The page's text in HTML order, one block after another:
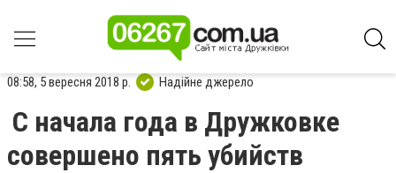
08:58, 5 вересня 2018 р. Надійне джерело
С начала года в Дружковке
совершено пять убийств